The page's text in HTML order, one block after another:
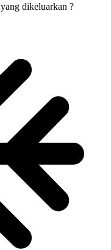
yang dikeluarkan ?